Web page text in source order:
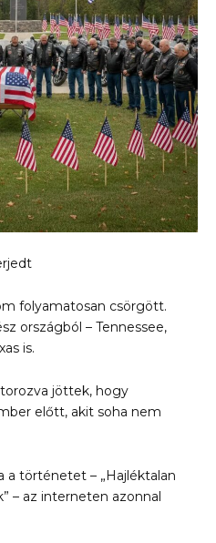
folyamatosan csörgött.
országból – Tennessee,
is.
jöttek, hogy
előtt, akit soha nem
a történetet – „Hajléktalan
– az interneten azonnal